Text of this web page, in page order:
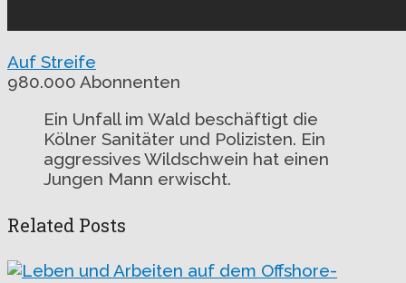
Auf Streife
980.000 Abonnenten
Ein Unfall im Wald beschäftigt die
Kölner Sanitäter und Polizisten. Ein
aggressives Wildschwein hat einen
Jungen Mann erwischt.
Related Posts